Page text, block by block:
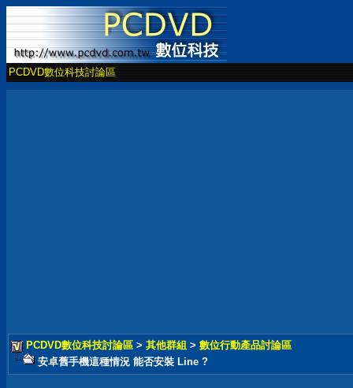
PCDVD數位科技討論區
PCDVD數位科技討論區 > 其他群組 > 數位行動產品討論區
安卓舊手機這種情況 能否安裝 Line ?